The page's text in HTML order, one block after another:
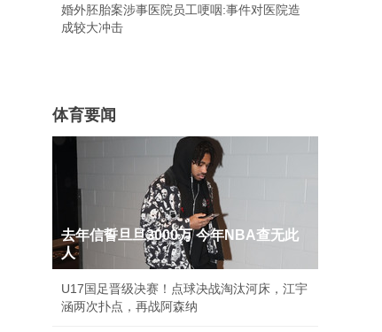
婚外胚胎案涉事医院员工哽咽:事件对医院造
成较大冲击
体育要闻
去年信誓旦旦3000万 今年NBA查无此
人
U17国足晋级决赛！点球决战淘汰河床，江宇
涵两次扑点，再战阿森纳